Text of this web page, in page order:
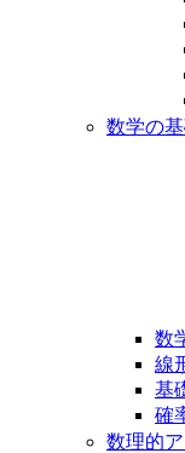
数学の
数
線
基
確
数理的